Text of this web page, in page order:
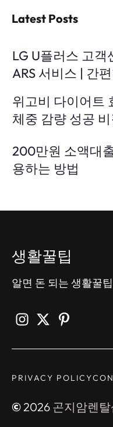
Latest Posts
LG U플러스 고객
ARS 서비스 | 간
위고비 다이어트
체중 감량 성공
200만원 소액대
용하는 방법
생활꿀팁
알면 돈 되는 생활꿀
PRIVACY POLICY
© 2026 곤지암렌